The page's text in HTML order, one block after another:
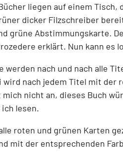
liegen auf einem
dicker Filzschreiber
grüne Abstimmungskarte.
erklärt. Nun kann es
werden nach und nach alle
wird nach jedem Titel mit
nicht an, dieses Buch
lesen.
roten und grünen Karten
mit der entsprechenden